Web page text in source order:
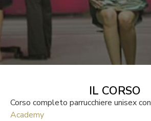
IL CORSO
Corso completo parrucchiere unisex con
Academy